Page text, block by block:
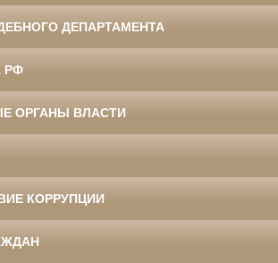
ДЕПАРТАМЕНТА
РФ
ОРГАНЫ ВЛАСТИ
КОРРУПЦИИ